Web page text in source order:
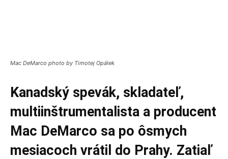
Mac DeMarco photo by Timotej Opálek
Kanadský spevák, skladateľ,
multiinštrumentalista a producent
Mac DeMarco sa po ôsmych
mesiacoch vrátil do Prahy. Zatiaľ